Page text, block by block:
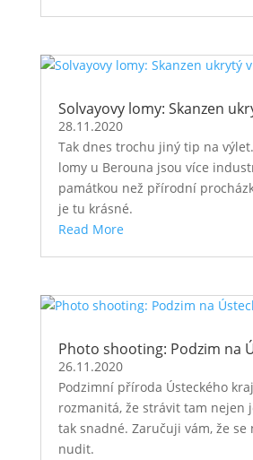
Solvayovy lomy: Skanzen
28.11.2020
Tak dnes trochu jiný tip na
lomy u Berouna jsou více
památkou než přírodní
je tu krásné.
Read More
Photo shooting: Podzim na
26.11.2020
Podzimní příroda Ústeckého
rozmanitá, že strávit tam nejen
tak snadné. Zaručuji vám, že se
nudit.